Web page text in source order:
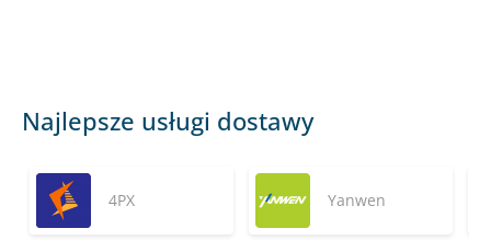
Najlepsze usługi dostawy
4PX Yanwen